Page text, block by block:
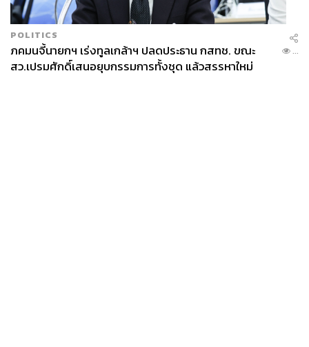
POLITICS
ภคมนจี้นายกฯ เร่งทูลเกล้าฯ ปลดประธาน กสทช. ขณะ
สว.เปรมศักดิ์เสนอยุบกรรมการทั้งชุด แล้วสรรหาใหม่
...